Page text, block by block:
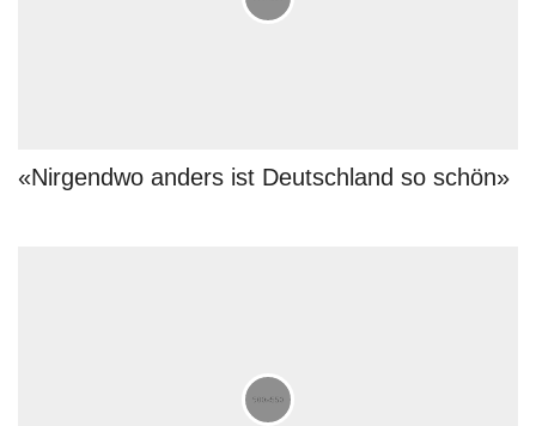
«Nirgendwo anders ist Deutschland so schön»